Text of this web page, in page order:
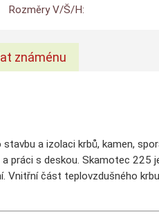
Rozměry V/Š/H:
známénu
a izolaci krbů, kamen,
práci s deskou. Skamotec 225
Vnitřní část teplovzdušného